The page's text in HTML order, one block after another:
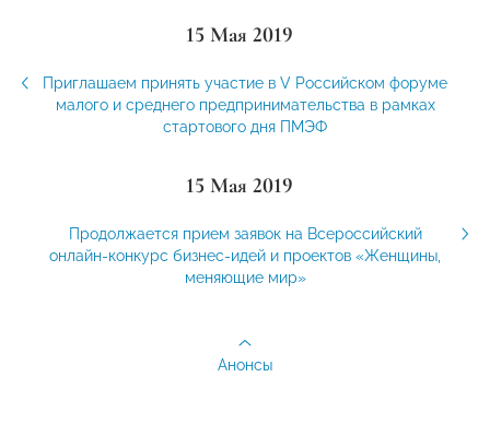
15 Мая 2019
Приглашаем принять участие в V Российском форуме
малого и среднего предпринимательства в рамках
стартового дня ПМЭФ
15 Мая 2019
Продолжается прием заявок на Всероссийский
онлайн-конкурс бизнес-идей и проектов «Женщины,
меняющие мир»
Анонсы